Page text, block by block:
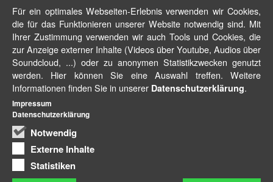
Für ein optimales Webseiten-Erlebnis verwenden wir Cookies,
die für das Funktionieren unserer Website notwendig sind. Mit
Ihrer Zustimmung verwenden wir auch Tools und Cookies, die
zur Anzeige externer Inhalte (Videos über Youtube, Audios über
Soundcloud, ...) oder zu anonymen Statistikzwecken genutzt
werden. Hier können Sie eine Auswahl treffen. Weitere
Informationen finden Sie in unserer Datenschutzerklärung.
Notwendig
Externe Inhalte
Statistiken
Impressum
Datenschutzerklärung